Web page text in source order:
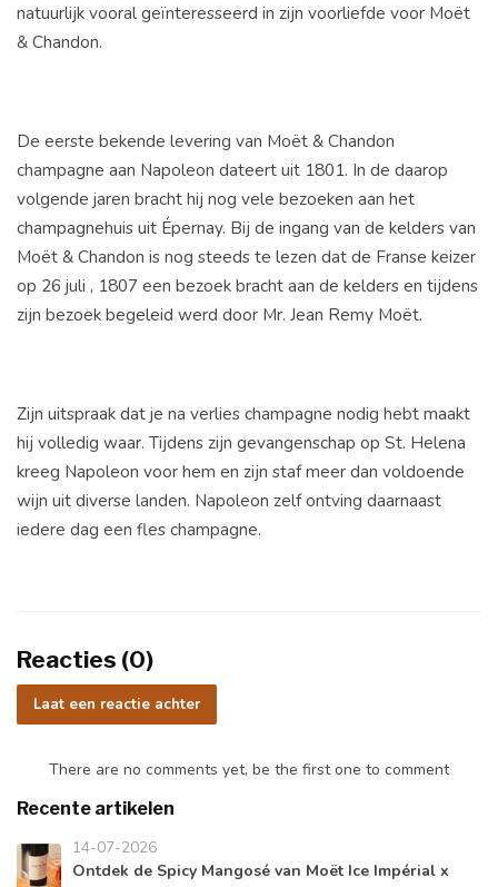
natuurlijk vooral geïnteresseerd in zijn voorliefde voor Moët
& Chandon.
De eerste bekende levering van Moët & Chandon
champagne aan Napoleon dateert uit 1801. In de daarop
volgende jaren bracht hij nog vele bezoeken aan het
champagnehuis uit Épernay. Bij de ingang van de kelders van
Moët & Chandon is nog steeds te lezen dat de Franse keizer
op 26 juli , 1807 een bezoek bracht aan de kelders en tijdens
zijn bezoek begeleid werd door Mr. Jean Remy Moët.
Zijn uitspraak dat je na verlies champagne nodig hebt maakt
hij volledig waar. Tijdens zijn gevangenschap op St. Helena
kreeg Napoleon voor hem en zijn staf meer dan voldoende
wijn uit diverse landen. Napoleon zelf ontving daarnaast
iedere dag een fles champagne.
Reacties (0)
Laat een reactie achter
There are no comments yet, be the first one to comment
Recente artikelen
14-07-2026
Ontdek de Spicy Mangosé van Moët Ice Impérial x